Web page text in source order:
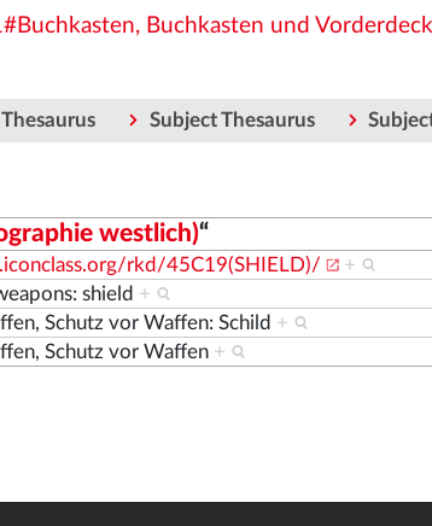
Buchkasten und
Thesaurus Subject Thesaurus
westlich)“
rkd/45C19(SHIELD)/
+
shield +
Schutz vor Waffen: Schild +
Schutz vor Waffen +